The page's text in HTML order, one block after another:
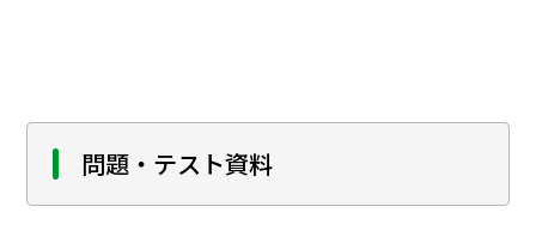
問題・テスト資料